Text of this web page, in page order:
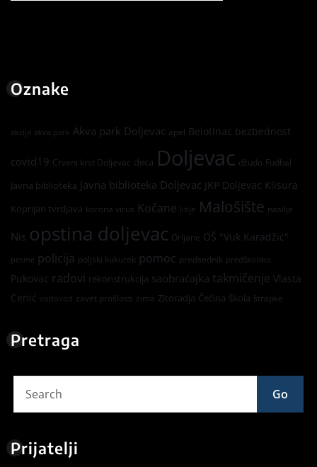
Oznake
akcija akva park Akva park Doljevac apel Belotinac bezbednost
covid19 Crveni krst Doljevac deca Doljevac džudo Fudbal
Javna biblioteka Javna biblioteka Doljevac JKP Doljevac Klisura
Koprijan tvrdjava korona virus Kočane litije Malošište nasilje
Nis opstina doljevac Orljane OŠ "Vuk Karadžić"
pesme policija poljski kukurek pomoc predsednik predškolsko
Pukovac radovi rekonstrukcija saobraćajka takmičenje Vlasta
Cenić vodovod zavet prošlosti zima Zitoradja Čečina škola štrapke
Pretraga
Go
Prijatelji